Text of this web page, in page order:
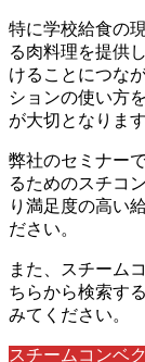
特に学校給食の
る肉料理を提供
けることにつな
ションの使い方
が大切となります
弊社のセミナー
るためのスチコ
り満足度の高い
ださい。
また、スチーム
ちらから検索す
みてください。
スチームコンベ